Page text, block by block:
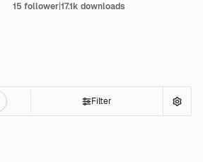
15 follower|17.1k downloads
Filter